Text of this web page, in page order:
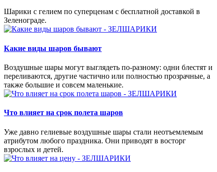
Шарики с гелием по суперценам с бесплатной доставкой в
Зеленограде.
Какие виды шаров бывают
Воздушные шары могут выглядеть по-разному: одни блестят и
переливаются, другие частично или полностью прозрачные, а
также большие и совсем маленькие.
Что влияет на срок полета шаров
Уже давно гелиевые воздушные шары стали неотъемлемым
атрибутом любого праздника. Они приводят в восторг
взрослых и детей.